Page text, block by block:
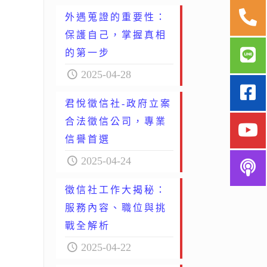
外遇蒐證的重要性：
保護自己，掌握真相
的第一步
2025-04-28
君悅徵信社-政府立案
合法徵信公司，專業
信譽首選
2025-04-24
徵信社工作大揭秘：
服務內容、職位與挑
戰全解析
2025-04-22